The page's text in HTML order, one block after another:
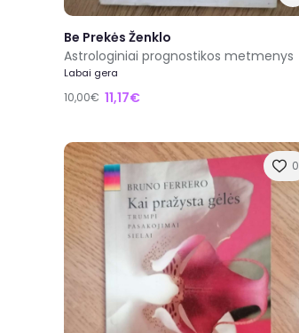
Be Prekės Ženklo
Astrologiniai prognostikos metmenys
Labai gera
10,00€ 11,17€
0